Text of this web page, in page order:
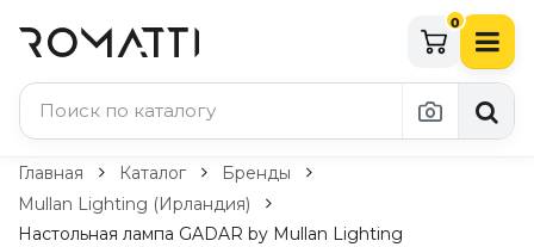
0
Каталог Romatti
Свет и освещение
Главная Каталог
Бренды
Mullan Lighting (Ирландия)
Настольная лампа GADAR by Mullan Lighting